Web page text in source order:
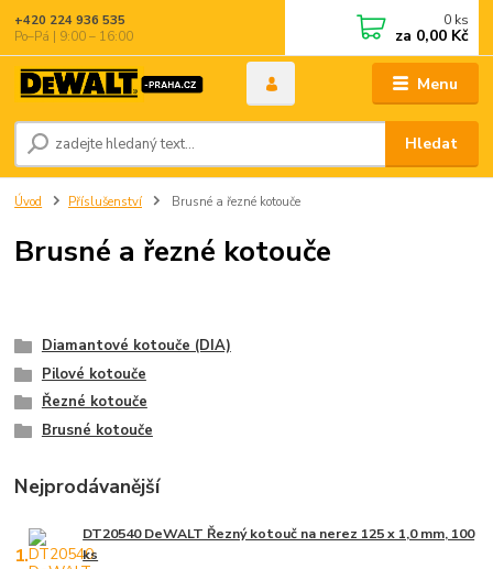
Menu
Hledat
+420 224 936 535
Po–Pá | 9:00 – 16:00
0 ks
za 0,00 Kč
Úvod Příslušenství Brusné a řezné kotouče
Brusné a řezné kotouče
Diamantové kotouče (DIA)
Pilové kotouče
Řezné kotouče
Brusné kotouče
Nejprodávanější
1.
DT20540 DeWALT Řezný kotouč na nerez 125 x 1,0 mm, 100
ks